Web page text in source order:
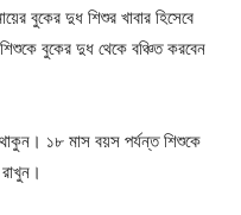
বুকের দুধ শিশুর খাবার হিসেবে
শিশুকে বুকের দুধ থেকে বঞ্চিত করবেন
১৮ মাস বয়স পর্যন্ত শিশুকে